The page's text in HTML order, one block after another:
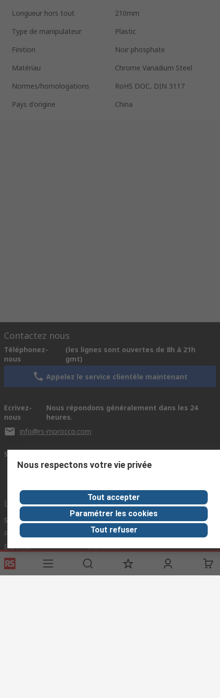
Longueur hors tout
210mm
Type de manipulateur
Plastic
Finition
Noir phosphate
Matériau
Chrome Vanadium Steel
Normes/homologations
RoHS DOC, DIN 3117
Pays d'origine
China
Contactez nous
Téléphonez-
nous
(les lignes sont ouvertes de 8h à 21h
gmt)
Appelez le service clientèle maintenant
Ecrivez-
nous
Nous répondons généralement dans les 24
heures.
info@rs-morocco.com
Se connecter avec nous
Liens utiles
Services
Registration
Exporter
Options de livraison
A propos de RS
À propos RS
Worldwide
Corporate Group
ESG
Nous respectons votre vie privée
Tout accepter
Paramétrer les cookies
Tout refuser